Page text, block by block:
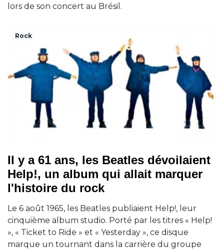
lors de son concert au Brésil.
Rock
Il y a 61 ans, les Beatles dévoilaient
Help!, un album qui allait marquer
l'histoire du rock
Le 6 août 1965, les Beatles publiaient Help!, leur
cinquième album studio. Porté par les titres « Help!
», « Ticket to Ride » et « Yesterday », ce disque
marque un tournant dans la carrière du groupe